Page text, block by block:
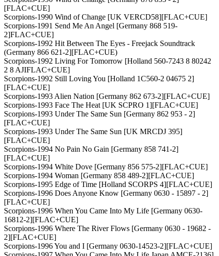
[FLAC+CUE]
Scorpions-1990 Wind of Change [UK VERCD58][FLAC+CUE]
Scorpions-1991 Send Me An Angel [Germany 868 519-
2]FLAC+CUE]
Scorpions-1992 Hit Between The Eyes - Freejack Soundtrack
(Germany 866 621-2][FLAC+CUE)
Scorpions-1992 Living For Tomorrow [Holland 560-7243 8 80242
2 8 AJIFLAC+CUE]
Scorpions-1992 Still Loving You [Holland 1C560-2 04675 2]
[FLAC+CUE]
Scorpions-1993 Alien Nation [Germany 862 673-2][FLAC+CUE]
Scorpions-1993 Face The Heat [UK SCPRO 1][FLAC+CUE]
Scorpions-1993 Under The Same Sun [Germany 862 953 - 2]
[FLAC+CUE]
Scorpions-1993 Under The Same Sun [UK MRCDJ 395]
[FLAC+CUE]
Scorpions-1994 No Pain No Gain [Germany 858 741-2]
[FLAC+CUE]
Scorpions-1994 White Dove [Germany 856 575-2][FLAC+CUE]
Scorpions-1994 Woman [Germany 858 489-2][FLAC+CUE]
Scorpions-1995 Edge of Time [Holland SCORPS 4][FLAC+CUE]
Scorpions-1996 Does Anyone Know [Germany 0630 - 15897 - 2]
[FLAC+CUE]
Scorpions-1996 When You Came Into My Life [Germany 0630-
16812-2][FLAC+CUE]
Scorpions-1996 Where The River Flows [Germany 0630 - 19682 -
2][FLAC+CUE]
Scorpions-1996 You and I [Germany 0630-14523-2][FLAC+CUE]